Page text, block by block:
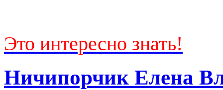
Это интересно знать!
Ничипорчик Елена